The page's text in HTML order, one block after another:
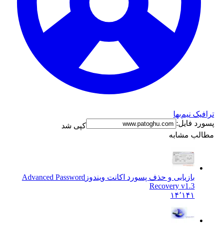
نیم‌بها
فایل:
کپی شد
مشابه
بازیابی و حذف پسورد اکانت ویندوزAdvanced Password
Recovery v1.3
۱۴٬۱۴۱